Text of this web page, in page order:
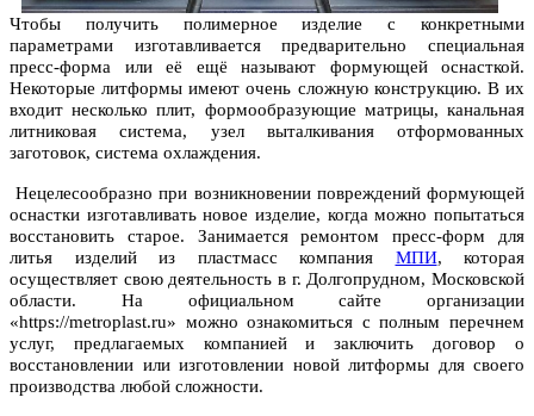
Чтобы получить полимерное изделие с конкретными
параметрами изготавливается предварительно специальная
пресс-форма или её ещё называют формующей оснасткой.
Некоторые литформы имеют очень сложную конструкцию. В их
входит несколько плит, формообразующие матрицы, канальная
литниковая система, узел выталкивания отформованных
заготовок, система охлаждения.
Нецелесообразно при возникновении повреждений формующей
оснастки изготавливать новое изделие, когда можно попытаться
восстановить старое. Занимается ремонтом пресс-форм для
литья изделий из пластмасс компания МПИ, которая
осуществляет свою деятельность в г. Долгопрудном, Московской
области. На официальном сайте организации
«https://metroplast.ru» можно ознакомиться с полным перечнем
услуг, предлагаемых компанией и заключить договор о
восстановлении или изготовлении новой литформы для своего
производства любой сложности.